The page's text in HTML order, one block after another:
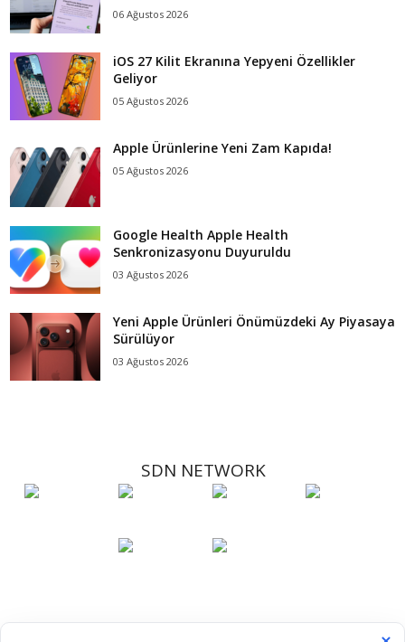
06 Ağustos 2026
iOS 27 Kilit Ekranına Yepyeni Özellikler
Geliyor
05 Ağustos 2026
Apple Ürünlerine Yeni Zam Kapıda!
05 Ağustos 2026
Google Health Apple Health
Senkronizasyonu Duyuruldu
03 Ağustos 2026
Yeni Apple Ürünleri Önümüzdeki Ay Piyasaya
Sürülüyor
03 Ağustos 2026
SDN NETWORK